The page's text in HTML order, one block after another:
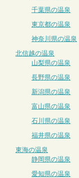
千葉県の温泉
東京都の温泉
神奈川県の温泉
北信越の温泉
山梨県の温泉
長野県の温泉
新潟県の温泉
富山県の温泉
石川県の温泉
福井県の温泉
東海の温泉
静岡県の温泉
愛知県の温泉